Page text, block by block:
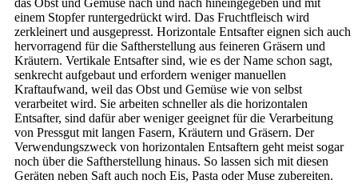
das Obst und Gemüse nach und nach hineingegeben und mit
einem Stopfer runtergedrückt wird. Das Fruchtfleisch wird
zerkleinert und ausgepresst. Horizontale Entsafter eignen sich auch
hervorragend für die Saftherstellung aus feineren Gräsern und
Kräutern. Vertikale Entsafter sind, wie es der Name schon sagt,
senkrecht aufgebaut und erfordern weniger manuellen
Kraftaufwand, weil das Obst und Gemüse wie von selbst
verarbeitet wird. Sie arbeiten schneller als die horizontalen
Entsafter, sind dafür aber weniger geeignet für die Verarbeitung
von Pressgut mit langen Fasern, Kräutern und Gräsern. Der
Verwendungszweck von horizontalen Entsaftern geht meist sogar
noch über die Saftherstellung hinaus. So lassen sich mit diesen
Geräten neben Saft auch noch Eis, Pasta oder Muse zubereiten.